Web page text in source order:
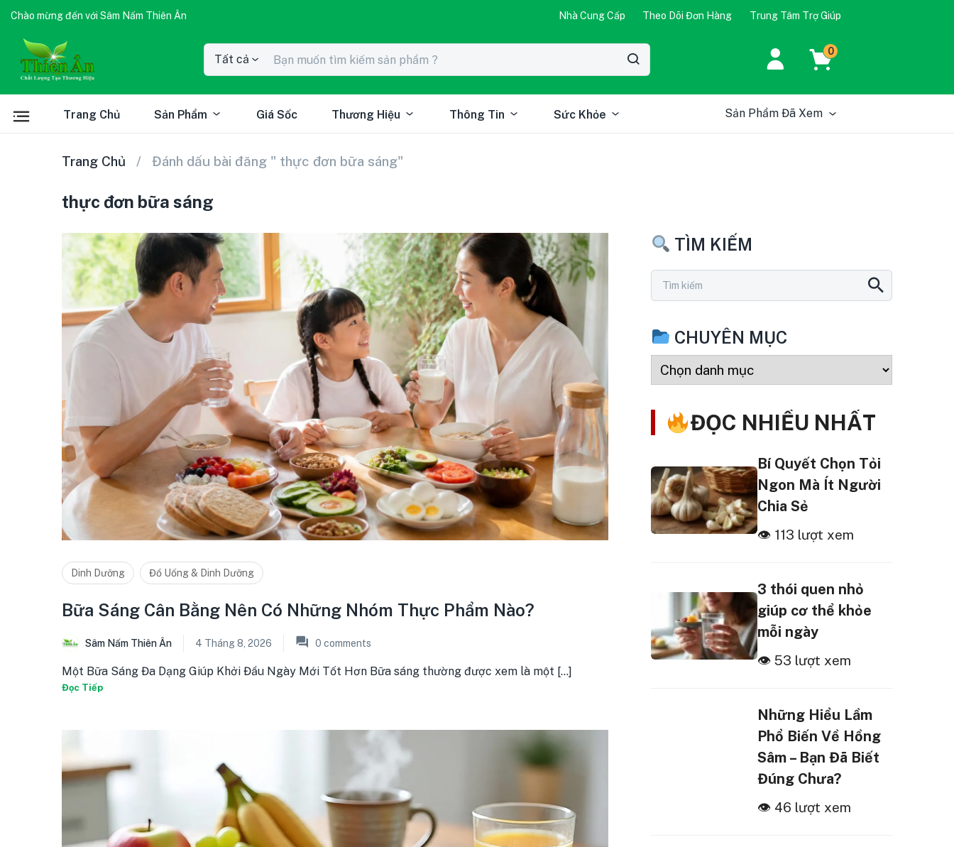
Chào mừng đến với Sâm Nấm Thiên Ân Nhà Cung Cấp Theo Dõi Đơn Hàng Trung Tâm Trợ Giúp
Tất cả
0
Trang Chủ Sản Phẩm Giá Sốc Thương Hiệu Thông Tin Sức Khỏe Sản Phẩm Đã Xem
Trang Chủ Đánh dấu bài đăng " thực đơn bữa sáng"
thực đơn bữa sáng
Dinh Dưỡng Đồ Uống & Dinh Dưỡng
Bữa Sáng Cân Bằng Nên Có Những Nhóm Thực Phẩm Nào?
Sâm Nấm Thiên Ân 4 Tháng 8, 2026 0 comments
Một Bữa Sáng Đa Dạng Giúp Khởi Đầu Ngày Mới Tốt Hơn Bữa sáng thường được xem là một [...]
Đọc Tiếp
TÌM KIẾM
CHUYÊN MỤC
ĐỌC NHIỀU NHẤT
Bí Quyết Chọn Tỏi
Ngon Mà Ít Người
Chia Sẻ
👁 113 lượt xem
3 thói quen nhỏ
giúp cơ thể khỏe
mỗi ngày
👁 53 lượt xem
Những Hiểu Lầm
Phổ Biến Về Hồng
Sâm – Bạn Đã Biết
Đúng Chưa?
👁 46 lượt xem